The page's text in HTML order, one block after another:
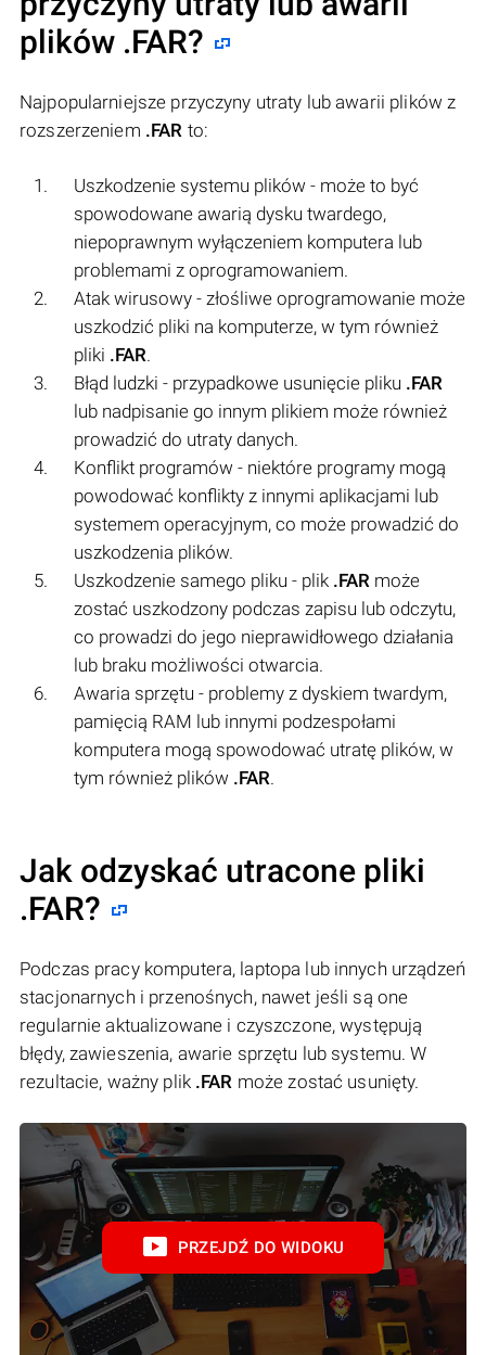
plików .FAR?
Najpopularniejsze przyczyny utraty lub awarii plików z
rozszerzeniem .FAR to:
Uszkodzenie systemu plików - może to być
spowodowane awarią dysku twardego,
niepoprawnym wyłączeniem komputera lub
problemami z oprogramowaniem.
Atak wirusowy - złośliwe oprogramowanie może
uszkodzić pliki na komputerze, w tym również
pliki .FAR.
Błąd ludzki - przypadkowe usunięcie pliku .FAR
lub nadpisanie go innym plikiem może również
prowadzić do utraty danych.
Konflikt programów - niektóre programy mogą
powodować konflikty z innymi aplikacjami lub
systemem operacyjnym, co może prowadzić do
uszkodzenia plików.
Uszkodzenie samego pliku - plik .FAR może
zostać uszkodzony podczas zapisu lub odczytu,
co prowadzi do jego nieprawidłowego działania
lub braku możliwości otwarcia.
Awaria sprzętu - problemy z dyskiem twardym,
pamięcią RAM lub innymi podzespołami
komputera mogą spowodować utratę plików, w
tym również plików .FAR.
Jak odzyskać utracone pliki
.FAR?
Podczas pracy komputera, laptopa lub innych urządzeń
stacjonarnych i przenośnych, nawet jeśli są one
regularnie aktualizowane i czyszczone, występują
błędy, zawieszenia, awarie sprzętu lub systemu. W
rezultacie, ważny plik .FAR może zostać usunięty.
PRZEJDŹ DO WIDOKU